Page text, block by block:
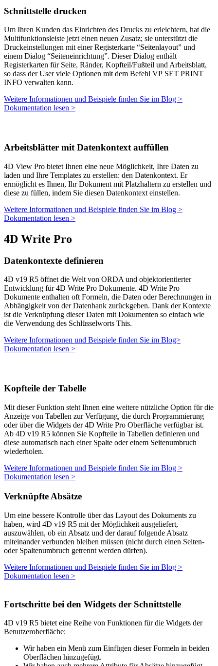
Schnittstelle drucken
Um Ihren Kunden das Einrichten des Drucks zu erleichtern, hat die
Multifunktionsleiste jetzt einen neuen Zusatz; sie unterstützt die
Druckeinstellungen mit einer Registerkarte “Seitenlayout” und
einem Dialog “Seiteneinrichtung”. Dieser Dialog enthält
Registerkarten für Seite, Ränder, Kopfteil/Fußteil und Arbeitsblatt,
so dass der User viele Optionen mit dem Befehl VP SET PRINT
INFO verwalten kann.
Weitere Informationen und Beispiele finden Sie im Blog >
Dokumentation lesen >
Arbeitsblätter mit Datenkontext auffüllen
4D View Pro bietet Ihnen eine neue Möglichkeit, Ihre Daten zu
laden und Ihre Templates zu erstellen: den Datenkontext. Er
ermöglicht es Ihnen, Ihr Dokument mit Platzhaltern zu erstellen und
diese zu füllen, indem Sie diesen Datenkontext einstellen.
Weitere Informationen und Beispiele finden Sie im Blog >
Dokumentation lesen >
4D Write Pro
Datenkontexte definieren
4D v19 R5 öffnet die Welt von ORDA und objektorientierter
Entwicklung für 4D Write Pro Dokumente. 4D Write Pro
Dokumente enthalten oft Formeln, die Daten oder Berechnungen in
Abhängigkeit von der Datenbank zurückgeben. Dank der Kontexte
ist die Verknüpfung dieser Daten mit Dokumenten so einfach wie
die Verwendung des Schlüsselworts This.
Weitere Informationen und Beispiele finden Sie im Blog>
Dokumentation lesen >
Kopfteile der Tabelle
Mit dieser Funktion steht Ihnen eine weitere nützliche Option für die
Anzeige von Tabellen zur Verfügung, die durch Programmierung
oder über die Widgets der 4D Write Pro Oberfläche verfügbar ist.
Ab 4D v19 R5 können Sie Kopfteile in Tabellen definieren und
diese automatisch nach einer Spalte oder einem Seitenumbruch
wiederholen.
Weitere Informationen und Beispiele finden Sie im Blog >
Dokumentation lesen >
Verknüpfte Absätze
Um eine bessere Kontrolle über das Layout des Dokuments zu
haben, wird 4D v19 R5 mit der Möglichkeit ausgeliefert,
auszuwählen, ob ein Absatz und der darauf folgende Absatz
miteinander verbunden bleiben müssen (nicht durch einen Seiten-
oder Spaltenumbruch getrennt werden dürfen).
Weitere Informationen und Beispiele finden Sie im Blog >
Dokumentation lesen >
Fortschritte bei den Widgets der Schnittstelle
4D v19 R5 bietet eine Reihe von Funktionen für die Widgets der
Benutzeroberfläche:
Wir haben ein Menü zum Einfügen dieser Formeln in beiden
Oberflächen hinzugefügt.